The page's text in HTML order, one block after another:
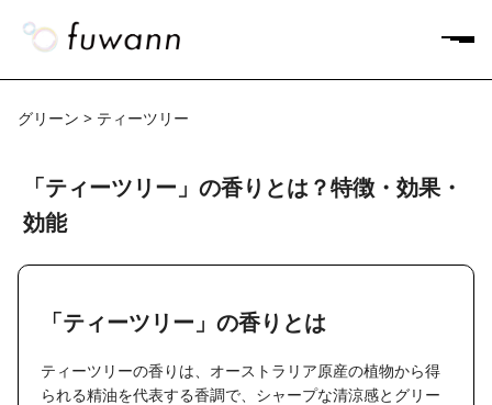
グリーン > ティーツリー
「ティーツリー」の香りとは？特徴・効果・
効能
「ティーツリー」の香りとは
ティーツリーの香りは、オーストラリア原産の植物から得
られる精油を代表する香調で、シャープな清涼感とグリー